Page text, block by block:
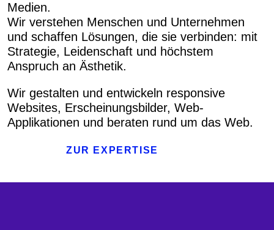
Medien.
Wir verstehen Menschen und Unternehmen
und schaffen Lösungen, die sie verbinden: mit
Strategie, Leidenschaft und höchstem
Anspruch an Ästhetik.
Wir gestalten und entwickeln responsive
Websites, Erscheinungsbilder, Web-
Applikationen und beraten rund um das Web.
ZUR EXPERTISE